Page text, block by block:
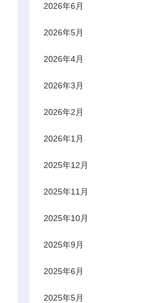
2026年6月
2026年5月
2026年4月
2026年3月
2026年2月
2026年1月
2025年12月
2025年11月
2025年10月
2025年9月
2025年6月
2025年5月